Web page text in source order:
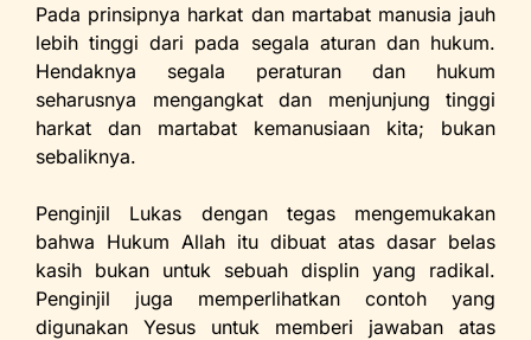
Pada prinsipnya harkat dan martabat manusia jauh
lebih tinggi dari pada segala aturan dan hukum.
Hendaknya segala peraturan dan hukum
seharusnya mengangkat dan menjunjung tinggi
harkat dan martabat kemanusiaan kita; bukan
sebaliknya.
Penginjil Lukas dengan tegas mengemukakan
bahwa Hukum Allah itu dibuat atas dasar belas
kasih bukan untuk sebuah displin yang radikal.
Penginjil juga memperlihatkan contoh yang
digunakan Yesus untuk memberi jawaban atas